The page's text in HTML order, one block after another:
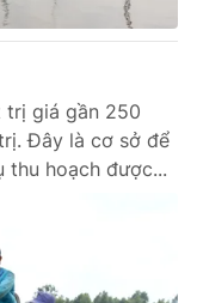
trị giá gần 250
Đây là cơ sở để
thu hoạch được...